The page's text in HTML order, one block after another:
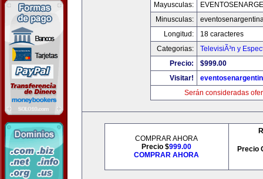
Mayusculas:
Minusculas:
Longitud:
18 caracteres
Categorias:
TelevisiÃ³n y
Precio:
$999.00
Visitar!
Serán consideradas
COMPRAR AHORA
Precio $999.00
COMPRAR AHORA
Precio